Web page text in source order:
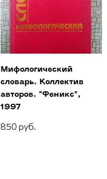
Мифологический
словарь. Коллектив
авторов. "Феникс",
1997
850 руб.